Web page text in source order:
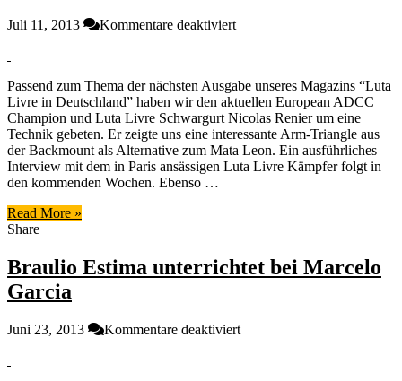
Juli 11, 2013 Kommentare deaktiviertfür
klappt
nicht!
Was
tun?
–
Luta
Passend zum Thema der nächsten Ausgabe unseres Magazins “Luta
Livre in Deutschland” haben wir den aktuellen European ADCC
Champion und Luta Livre Schwargurt Nicolas Renier um eine
Technik gebeten. Er zeigte uns eine interessante Arm-Triangle aus
der Backmount als Alternative zum Mata Leon. Ein ausführliches
Interview mit dem in Paris ansässigen Luta Livre Kämpfer folgt in
den kommenden Wochen. Ebenso …
Read More »
Share
Braulio Estima unterrichtet bei Marcelo
Garcia
Juni 23, 2013 Kommentare deaktiviertfür